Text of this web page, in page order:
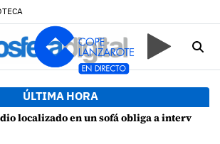
ÚLTIMA HORA
en un sofá obliga a intervenir en una vivienda de Playa Honda